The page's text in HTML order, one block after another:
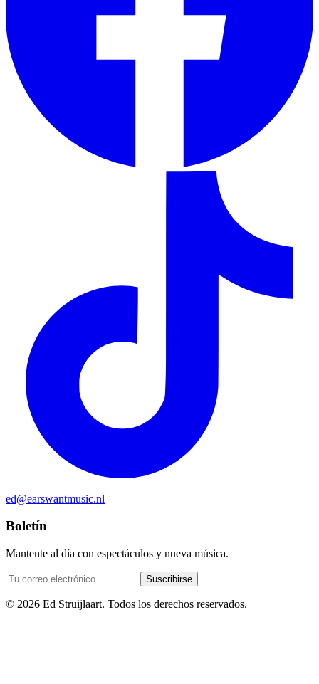
ed@earswantmusic.nl
Boletín
Mantente al día con espectáculos y nueva música.
Suscribirse
© 2026 Ed Struijlaart. Todos los derechos reservados.